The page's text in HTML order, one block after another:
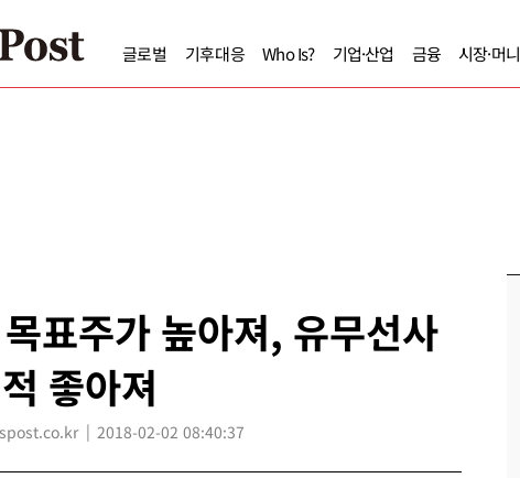
글로벌 기후대응 Who Is? 기업·산업 금융 시장·머니
표주가 높아져, 유무선사
좋아져
2018-02-02 08:40:37